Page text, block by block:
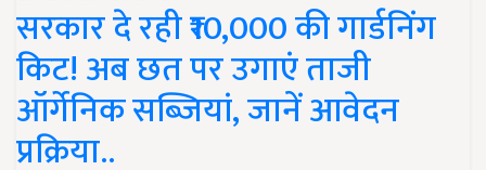
सरकार दे रही ₹10,000 की गार्डनिंग
किट! अब छत पर उगाएं ताजी
ऑर्गेनिक सब्जियां, जानें आवेदन
प्रक्रिया..